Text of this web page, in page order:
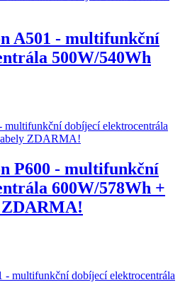
A501 - multifunkční
500W/540Wh
P600 - multifunkční
600W/578Wh +
ZDARMA!